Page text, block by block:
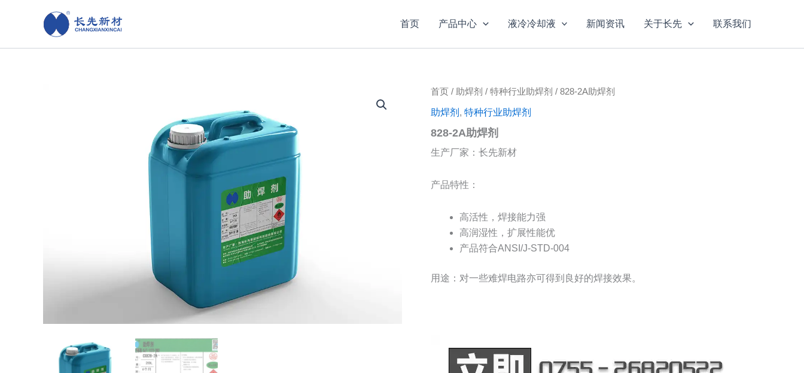
首页 产品中心 液冷冷却液 新闻资讯 关于长先 联系我们
首页 / 助焊剂 / 特种行业助焊剂 / 828-2A助焊剂
助焊剂 , 特种行业助焊剂
828-2A助焊剂
生产厂家：长先新材
产品特性：
高活性，焊接能力强
高润湿性，扩展性能优
产品符合ANSI/J-STD-004
用途：对一些难焊电路亦可得到良好的焊接效果。